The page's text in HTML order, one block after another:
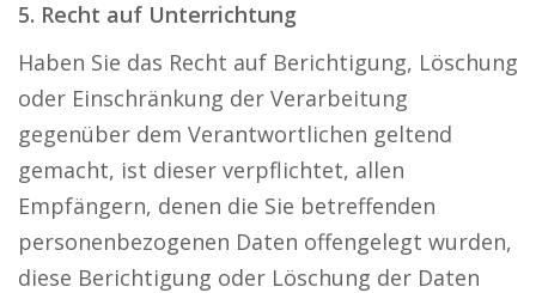
5. Recht auf Unterrichtung
Haben Sie das Recht auf Berichtigung, Löschung
oder Einschränkung der Verarbeitung
gegenüber dem Verantwortlichen geltend
gemacht, ist dieser verpflichtet, allen
Empfängern, denen die Sie betreffenden
personenbezogenen Daten offengelegt wurden,
diese Berichtigung oder Löschung der Daten